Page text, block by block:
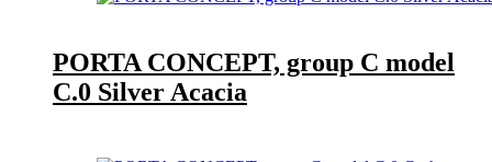
PORTA CONCEPT, group C model
C.0 Silver Acacia